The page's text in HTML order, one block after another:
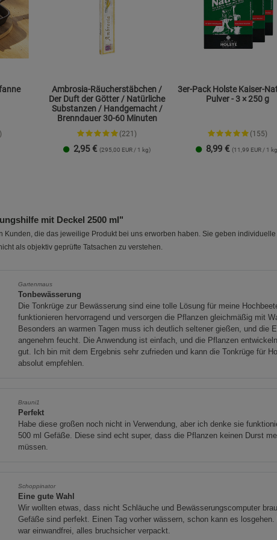
Ambrosia-Räucherstäbchen /
Der Duft der Götter / Natürliche
Substanzen / Handgemacht /
Brenndauer 30-60 Minuten
(221)
2,95 € (295,00 EUR / 1 kg)
3er-Pack Holste Kaiser-
Pulver - 3 × 250 g
(155)
8,99 € (11,99 EUR / 1
mit Deckel 2500 ml"
Kunden, die das jeweilige Produkt bei uns erworben haben. Sie geben
als objektiv geprüfte Tatsachen zu verstehen.
Gartenmaus
Tonbewässerung
Die Tonkrüge zur Bewässerung sind eine tolle Lösung für meine
funktionieren hervorragend und versorgen die Pflanzen gleichmäßig mit
Besonders an warmen Tagen muss ich deutlich seltener gießen, und die
angenehm feucht. Die Anwendung ist einfach, und die Pflanzen
gut. Ich bin mit dem Ergebnis sehr zufrieden und kann die Tonkrüge für
absolut empfehlen.
Brauni1
Perfekt
Habe diese großen noch nicht in Verwendung, aber ich denke sie
500 ml Gefäße. Diese sind echt super, dass die Pflanzen keinen Durst
müssen.
Schoppinator
Eine gute Wahl
Wir wollten etwas, dass nicht Schläuche und Bewässerungscomputer
Gefäße sind perfekt. Einen Tag vorher wässern, schon kann es losgehen.
war einwandfrei, alles bruchsicher verpackt.